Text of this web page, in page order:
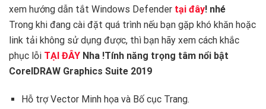
xem hướng dẫn tắt Windows Defender tại đây! nhé
Trong khi đang cài đặt quá trình nếu bạn gặp khó khăn hoặc
link tải không sử dụng được, thì bạn hãy xem cách khắc
phục lỗi TẠI ĐÂY Nha !Tính năng trọng tâm nổi bật
CorelDRAW Graphics Suite 2019
Hỗ trợ Vector Minh họa và Bố cục Trang.